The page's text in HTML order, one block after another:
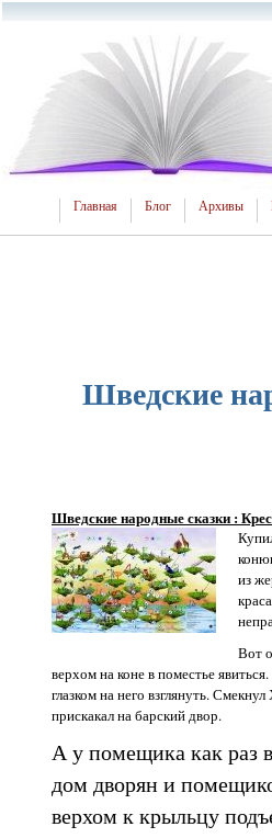
Главная Блог Архивы
Шведские
Шведские народные сказки :
из
Вот
верхом на коне в поместье
глазком на него взглянуть.
прискакал на барский двор.
А у помещика как раз
дом дворян и
верхом к крыльцу